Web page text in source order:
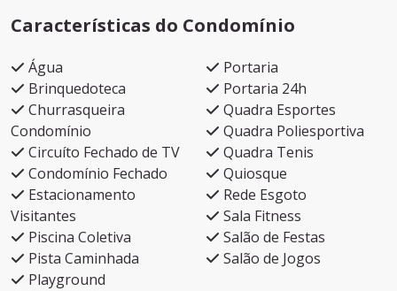
Características do Condomínio
Água
Brinquedoteca
Churrasqueira
Condomínio
Circuíto Fechado de TV
Condomínio Fechado
Estacionamento
Visitantes
Piscina Coletiva
Pista Caminhada
Playground
Portaria
Portaria 24h
Quadra Esportes
Quadra Poliesportiva
Quadra Tenis
Quiosque
Rede Esgoto
Sala Fitness
Salão de Festas
Salão de Jogos